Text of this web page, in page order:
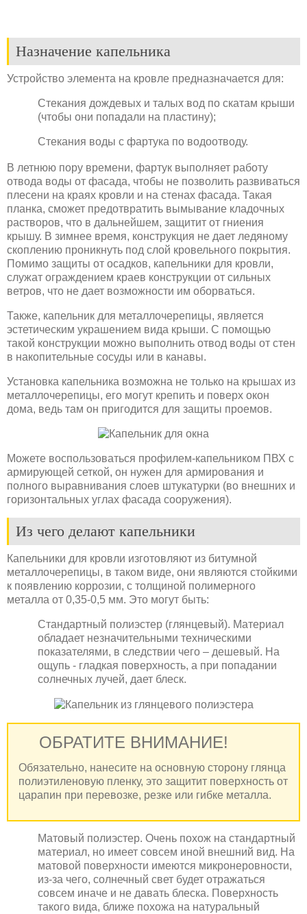
Назначение капельника
Устройство элемента на кровле предназначается для:
Стекания дождевых и талых вод по скатам крыши
(чтобы они попадали на пластину);
Стекания воды с фартука по водоотводу.
В летнюю пору времени, фартук выполняет работу
отвода воды от фасада, чтобы не позволить развиваться
плесени на краях кровли и на стенах фасада. Такая
планка, сможет предотвратить вымывание кладочных
растворов, что в дальнейшем, защитит от гниения
крышу. В зимнее время, конструкция не дает ледяному
скоплению проникнуть под слой кровельного покрытия.
Помимо защиты от осадков, капельники для кровли,
служат ограждением краев конструкции от сильных
ветров, что не дает возможности им оборваться.
Также, капельник для металлочерепицы, является
эстетическим украшением вида крыши. С помощью
такой конструкции можно выполнить отвод воды от стен
в накопительные сосуды или в канавы.
Установка капельника возможна не только на крышах из
металлочерепицы, его могут крепить и поверх окон
дома, ведь там он пригодится для защиты проемов.
Можете воспользоваться профилем-капельником ПВХ с
армирующей сеткой, он нужен для армирования и
полного выравнивания слоев штукатурки (во внешних и
горизонтальных углах фасада сооружения).
Из чего делают капельники
Капельники для кровли изготовляют из битумной
металлочерепицы, в таком виде, они являются стойкими
к появлению коррозии, с толщиной полимерного
металла от 0,35-0,5 мм. Это могут быть:
Стандартный полиэстер (глянцевый). Материал
обладает незначительными техническими
показателями, в следствии чего – дешевый. На
ощупь - гладкая поверхность, а при попадании
солнечных лучей, дает блеск.
ОБРАТИТЕ ВНИМАНИЕ!
Обязательно, нанесите на основную сторону глянца
полиэтиленовую пленку, это защитит поверхность от
царапин при перевозке, резке или гибке металла.
Матовый полиэстер. Очень похож на стандартный
материал, но имеет совсем иной внешний вид. На
матовой поверхности имеются микронеровности,
из-за чего, солнечный свет будет отражаться
совсем иначе и не давать блеска. Поверхность
такого вида, ближе похожа на натуральный